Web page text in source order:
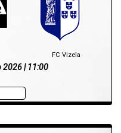
FC Vizela
2026 | 11:00